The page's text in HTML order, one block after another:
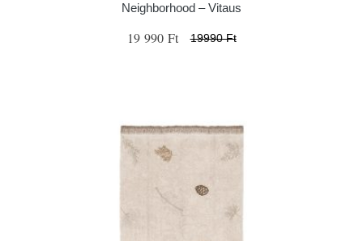
Neighborhood – Vitaus
19 990 Ft 19990 Ft